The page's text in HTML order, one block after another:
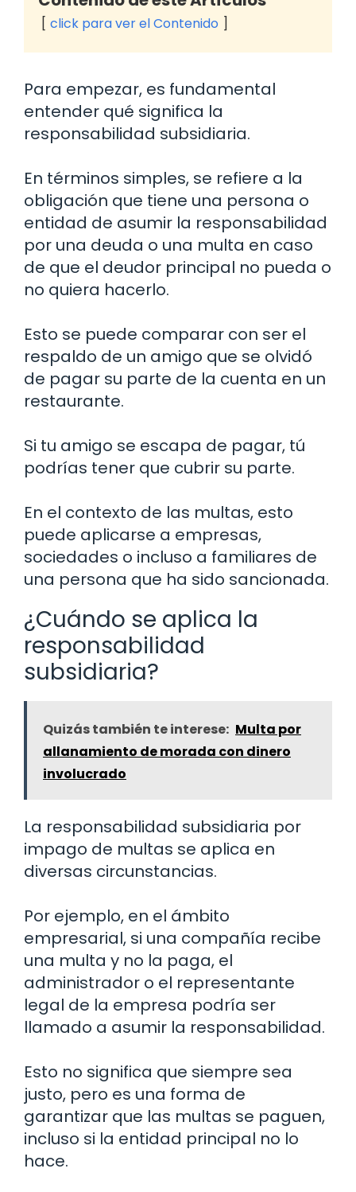
click para ver el Contenido
Para empezar, es fundamental
entender qué significa la
responsabilidad subsidiaria.
En términos simples, se refiere a la
obligación que tiene una persona o
entidad de asumir la responsabilidad
por una deuda o una multa en caso
de que el deudor principal no pueda o
no quiera hacerlo.
Esto se puede comparar con ser el
respaldo de un amigo que se olvidó
de pagar su parte de la cuenta en un
restaurante.
Si tu amigo se escapa de pagar, tú
podrías tener que cubrir su parte.
En el contexto de las multas, esto
puede aplicarse a empresas,
sociedades o incluso a familiares de
una persona que ha sido sancionada.
¿Cuándo se aplica la
responsabilidad
subsidiaria?
Quizás también te interese: Multa por
allanamiento de morada con dinero
involucrado
La responsabilidad subsidiaria por
impago de multas se aplica en
diversas circunstancias.
Por ejemplo, en el ámbito
empresarial, si una compañía recibe
una multa y no la paga, el
administrador o el representante
legal de la empresa podría ser
llamado a asumir la responsabilidad.
Esto no significa que siempre sea
justo, pero es una forma de
garantizar que las multas se paguen,
incluso si la entidad principal no lo
hace.